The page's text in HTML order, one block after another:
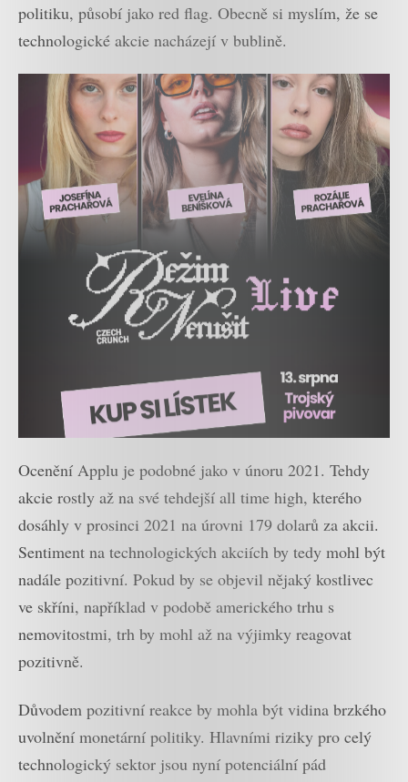
politiku, působí jako red flag. Obecně si myslím, že se
technologické akcie nacházejí v bublině.
Ocenění Applu je podobné jako v únoru 2021. Tehdy
akcie rostly až na své tehdejší all time high, kterého
dosáhly v prosinci 2021 na úrovni 179 dolarů za akcii.
Sentiment na technologických akciích by tedy mohl být
nadále pozitivní. Pokud by se objevil nějaký kostlivec
ve skříni, například v podobě amerického trhu s
nemovitostmi, trh by mohl až na výjimky reagovat
pozitivně.
Důvodem pozitivní reakce by mohla být vidina brzkého
uvolnění monetární politiky. Hlavními riziky pro celý
technologický sektor jsou nyní potenciální pád